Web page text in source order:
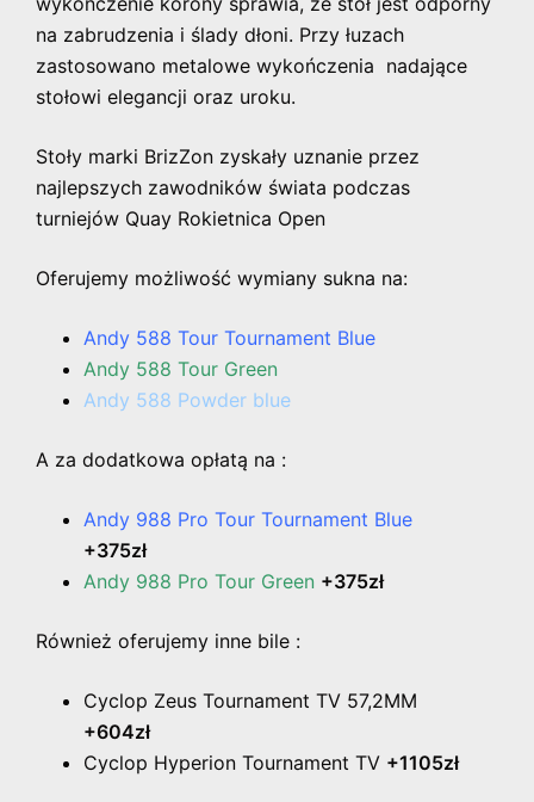
na zabrudzenia i ślady dłoni. Przy łuzach
zastosowano metalowe wykończenia nadające
stołowi elegancji oraz uroku.
Stoły marki BrizZon zyskały uznanie przez
najlepszych zawodników świata podczas
turniejów Quay Rokietnica Open
Oferujemy możliwość wymiany sukna na:
Andy 588 Tour Tournament Blue
Andy 588 Tour Green
Andy 588 Powder blue
A za dodatkowa opłatą na :
Andy 988 Pro Tour Tournament Blue
+375zł
Andy 988 Pro Tour Green +375zł
Również oferujemy inne bile :
Cyclop Zeus Tournament TV 57,2MM
+604zł
Cyclop Hyperion Tournament TV +1105zł